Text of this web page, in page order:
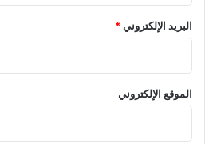
البريد الإلكتروني*
الموقع الإلكتروني